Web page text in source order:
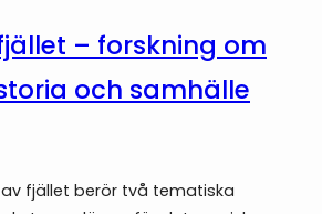
– forskning om
och samhälle
fjället berör två tematiska